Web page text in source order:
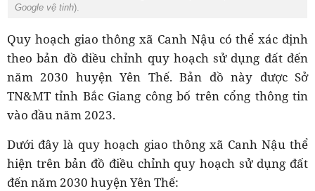
Google vệ tinh).
Quy hoạch giao thông xã Canh Nậu có thể xác định
theo bản đồ điều chỉnh quy hoạch sử dụng đất đến
năm 2030 huyện Yên Thế. Bản đồ này được Sở
TN&MT tỉnh Bắc Giang công bố trên cổng thông tin
vào đầu năm 2023.
Dưới đây là quy hoạch giao thông xã Canh Nậu thể
hiện trên bản đồ điều chỉnh quy hoạch sử dụng đất
đến năm 2030 huyện Yên Thế: